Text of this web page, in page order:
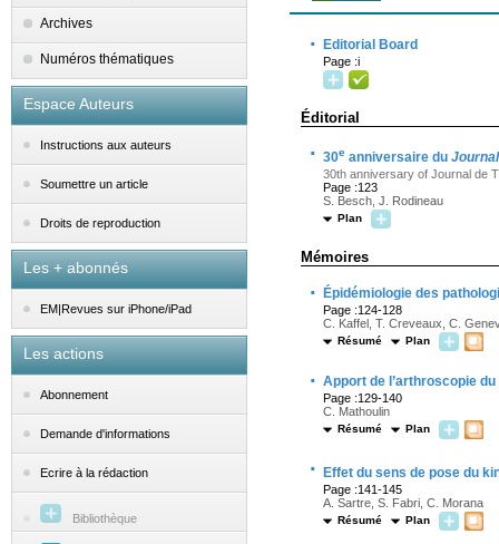
Archives
Numéros thématiques
Espace Auteurs
Instructions aux auteurs
Soumettre un article
Droits de reproduction
Les + abonnés
EM|Revues sur iPhone/iPad
Les actions
Abonnement
Demande d'informations
Ecrire à la rédaction
Bibliothèque
· Editorial Board
Page :i
Éditorial
· 30e anniversaire du
30th anniversary of Journal de
Page :123
S. Besch, J. Rodineau
Plan
Mémoires
· Épidémiologie des
Page :124-128
C. Kaffel, T. Creveaux, C.
Résumé Plan
· Apport de l’arthroscopie
Page :129-140
C. Mathoulin
Résumé Plan
· Effet du sens de pose du
Page :141-145
A. Sartre, S. Fabri, C. Morana
Résumé Plan